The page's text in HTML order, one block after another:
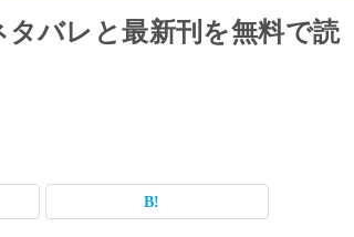
バレと最新刊を無料で読